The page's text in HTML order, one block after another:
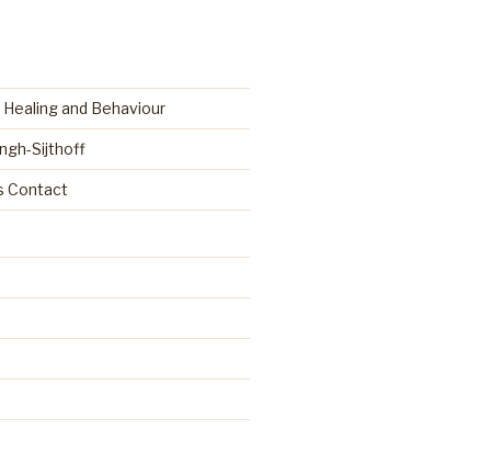
and Behaviour
Sijthoff
Contact